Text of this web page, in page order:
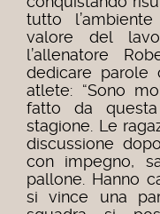
tutto
valore del
l’allenatore
dedicare parole
atlete: “Sono
fatto da
stagione. Le
discussione
con impegno,
pallone. Hanno
si vince una